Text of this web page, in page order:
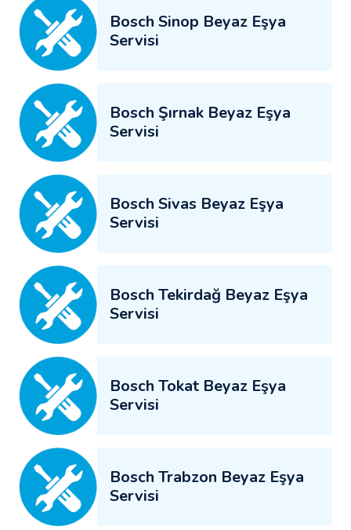
Bosch Sinop Beyaz Eşya
Servisi
Bosch Şırnak Beyaz Eşya
Servisi
Bosch Sivas Beyaz Eşya
Servisi
Bosch Tekirdağ Beyaz Eşya
Servisi
Bosch Tokat Beyaz Eşya
Servisi
Bosch Trabzon Beyaz Eşya
Servisi